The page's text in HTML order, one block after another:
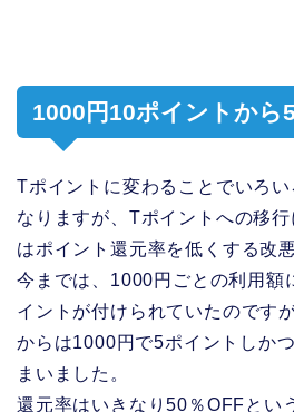
1000円10ポイントから
Tポイントに変わることでいろ
なりますが、Tポイントへの移
はポイント還元率を低くする改
今までは、1000円ごとの利用額
イントが付けられていたのです
からは1000円で5ポイントしか
まいました。
還元率はいきなり50％OFFとい